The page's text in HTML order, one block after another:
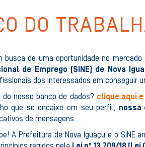
DO
busca de uma oportunidade no
de Emprego (SINE) de Nova
dos interessados em conseguir
nosso banco de dados? clique aqui
que se encaixe em seu perfil, nossa
de mensagens.
A Prefeitura de Nova Iguaçu e o